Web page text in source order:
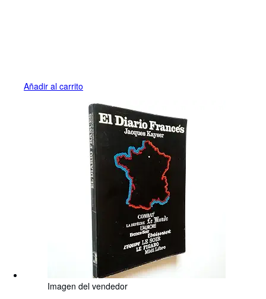
Añadir al carrito
Imagen del vendedor